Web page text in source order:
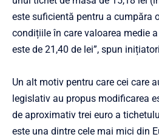
este suficientă pentru a cumpăra
condițiile în care valoarea medie
este de 21,40 de lei”, spun
Un alt motiv pentru care cei care
legislativ au propus modificarea
de aproximativ trei euro a
este una dintre cele mai mici din